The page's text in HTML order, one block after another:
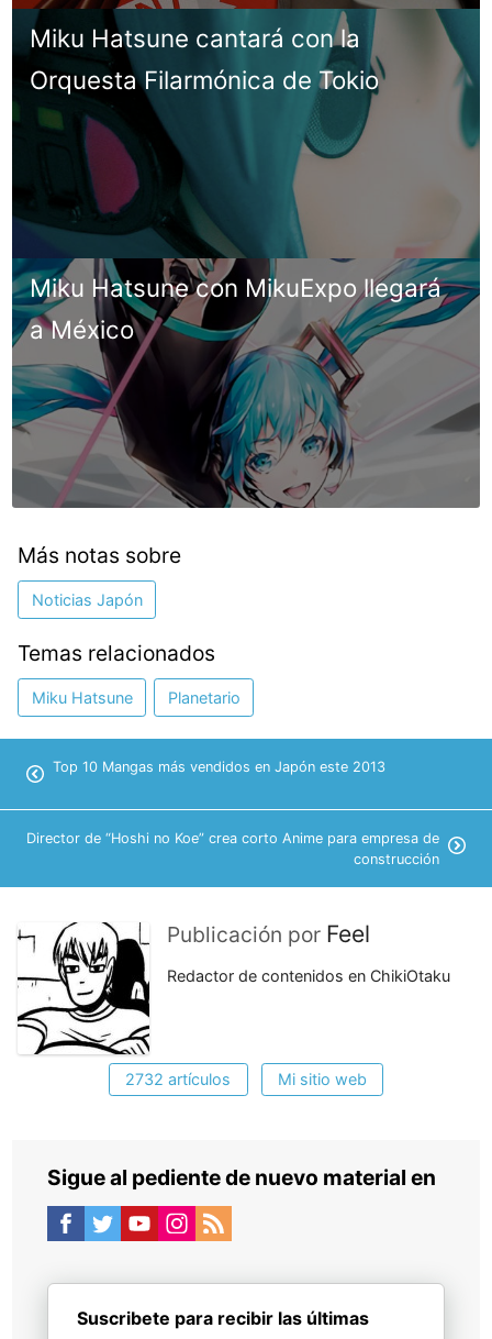
Miku Hatsune cantará con la
Orquesta Filarmónica de Tokio
Miku Hatsune con MikuExpo llegará
a México
Más notas sobre
Noticias Japón
Temas relacionados
Miku Hatsune Planetario
Top 10 Mangas más vendidos en Japón este 2013
Director de “Hoshi no Koe” crea corto Anime para empresa de
construcción
Publicación por Feel
Redactor de contenidos en ChikiOtaku
2732 artículos Mi sitio web
Sigue al pediente de nuevo material en
Suscribete para recibir las últimas